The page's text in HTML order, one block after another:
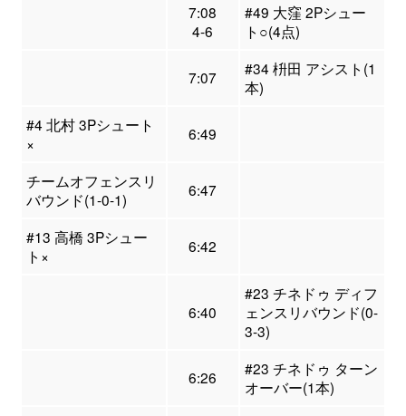
7:08
4-6
#49 大窪 2Pシュー
ト○(4点)
7:07
#34 枡田 アシスト(1
本)
#4 北村 3Pシュート
×
6:49
チームオフェンスリ
バウンド(1-0-1)
6:47
#13 高橋 3Pシュー
ト×
6:42
6:40
#23 チネドゥ ディフ
ェンスリバウンド(0-
3-3)
6:26
#23 チネドゥ ターン
オーバー(1本)